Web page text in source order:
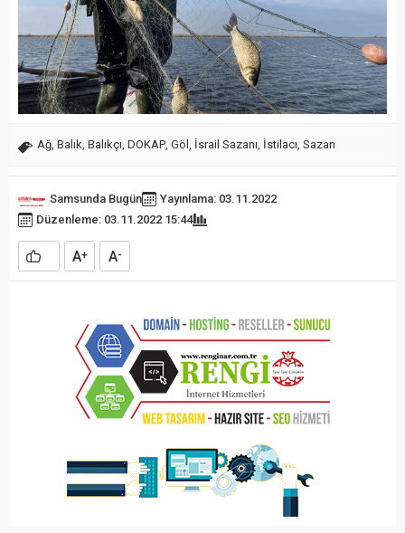
Ağ, Balık, Balıkçı, DOKAP, Göl , İsrail Sazanı, İstilacı, Sazan
Samsunda Bugün
Yayınlama: 03.11.2022
Düzenleme: 03.11.2022 15:44
A+ A-